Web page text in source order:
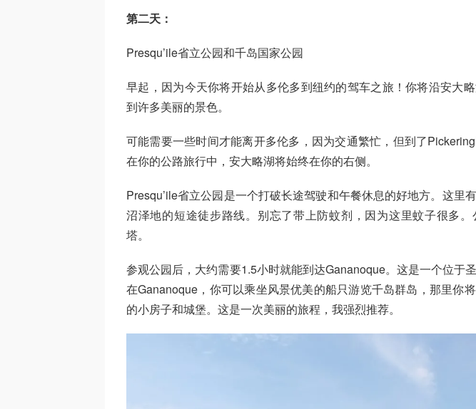
第二天：
Presqu’ile省立公园和千岛国家公园
早起，因为今天你将开始从多伦多到纽约的驾车之旅！你将沿安大
到许多美丽的景色。
可能需要一些时间才能离开多伦多，因为交通繁忙，但到了Pickering
在你的公路旅行中，安大略湖将始终在你的右侧。
Presqu’ile省立公园是一个打破长途驾驶和午餐休息的好地方。这里
沼泽地的短途徒步路线。别忘了带上防蚊剂，因为这里蚊子很多
塔。
参观公园后，大约需要1.5小时就能到达Gananoque。这是一个位于
在Gananoque，你可以乘坐风景优美的船只游览千岛群岛，那里你
的小房子和城堡。这是一次美丽的旅程，我强烈推荐。